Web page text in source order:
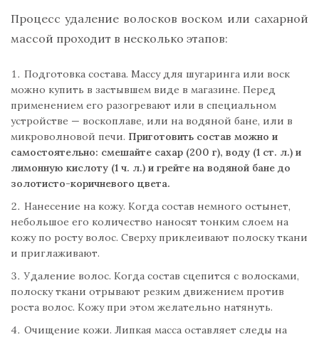
Процесс удаление волосков воском или сахарной
массой проходит в несколько этапов:
Подготовка состава. Массу для шугаринга или воск
можно купить в застывшем виде в магазине. Перед
применением его разогревают или в специальном
устройстве — воскоплаве, или на водяной бане, или в
микроволновой печи. Приготовить состав можно и
самостоятельно: смешайте сахар (200 г), воду (1 ст. л.) и
лимонную кислоту (1 ч. л.) и грейте на водяной бане до
золотисто-коричневого цвета.
Нанесение на кожу. Когда состав немного остынет,
небольшое его количество наносят тонким слоем на
кожу по росту волос. Сверху приклеивают полоску ткани
и приглаживают.
Удаление волос. Когда состав сцепится с волосками,
полоску ткани отрывают резким движением против
роста волос. Кожу при этом желательно натянуть.
Очищение кожи. Липкая масса оставляет следы на